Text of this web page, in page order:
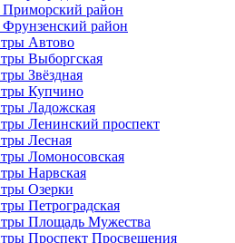
район
район
Автово
Выборгская
Звёздная
Купчино
Ладожская
Ленинский проспект
Лесная
Ломоносовская
Нарвская
Озерки
Петроградская
Площадь Мужества
Проспект Просвещения